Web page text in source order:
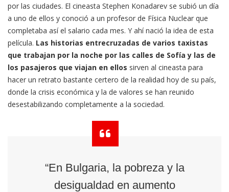
por las ciudades. El cineasta Stephen Konadarev se subió un día
a uno de ellos y conoció a un profesor de Física Nuclear que
completaba así el salario cada mes. Y ahí nació la idea de esta
película. Las historias entrecruzadas de varios taxistas
que trabajan por la noche por las calles de Sofía y las de
los pasajeros que viajan en ellos sirven al cineasta para
hacer un retrato bastante certero de la realidad hoy de su país,
donde la crisis económica y la de valores se han reunido
desestabilizando completamente a la sociedad.
“En Bulgaria, la pobreza y la
desigualdad en aumento